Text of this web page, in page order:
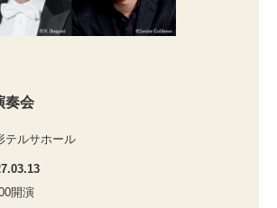
奏会
テルサホール
開演